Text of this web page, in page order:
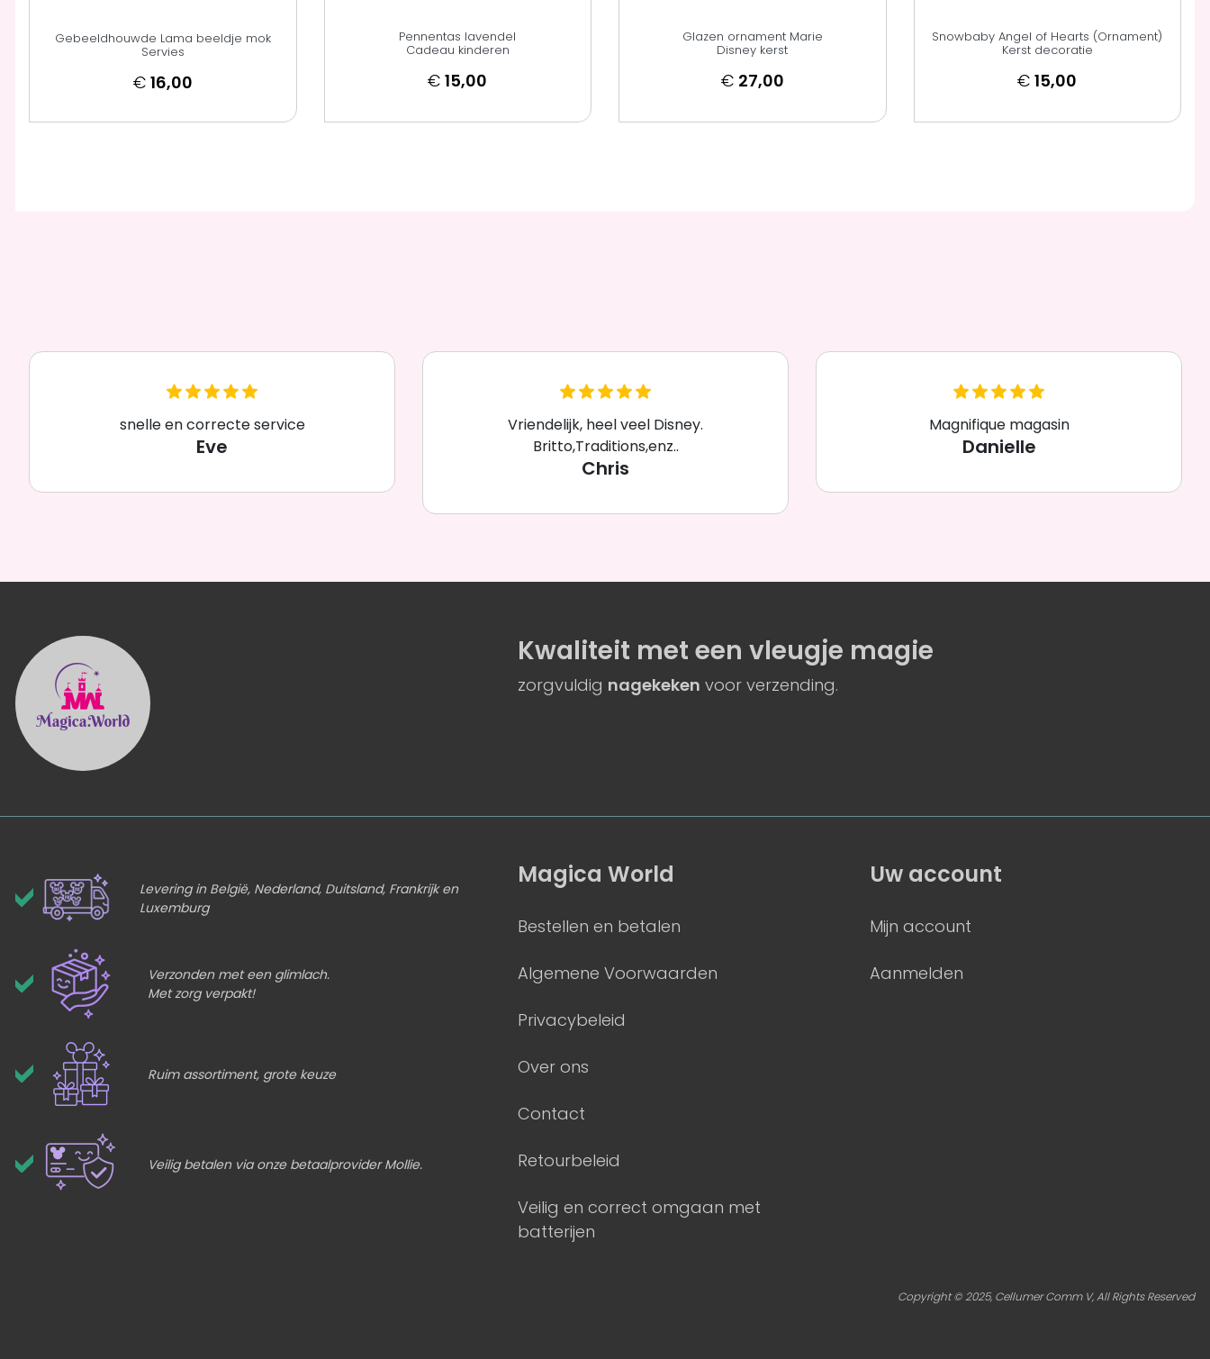
Gebeeldhouwde Lama beeldje mok
Servies
€ 16,00
Pennentas lavendel
Cadeau kinderen
€ 15,00
Glazen ornament Marie
Disney kerst
€ 27,00
Snowbaby Angel of Hearts (Ornament)
Kerst decoratie
€ 15,00
snelle en correcte service
Eve
Vriendelijk, heel veel Disney.
Britto,Traditions,enz..
Chris
Magnifique magasin
Danielle
Kwaliteit met eenvleugje magie
zorgvuldig nagekeken voor verzending.
Levering in België, Nederland, Duitsland, Frankrijk en
Luxemburg
Verzonden met een glimlach.
Met zorg verpakt!
Ruim assortiment, grote keuze
Veilig betalen via onze betaalprovider Mollie.
Magica World
Bestellen en betalen
Algemene Voorwaarden
Privacybeleid
Over ons
Contact
Retourbeleid
Veilig en correct omgaan met
batterijen
Uw account
Mijn account
Aanmelden
Copyright © 2025, Cellumer Comm V, All Rights Reserved